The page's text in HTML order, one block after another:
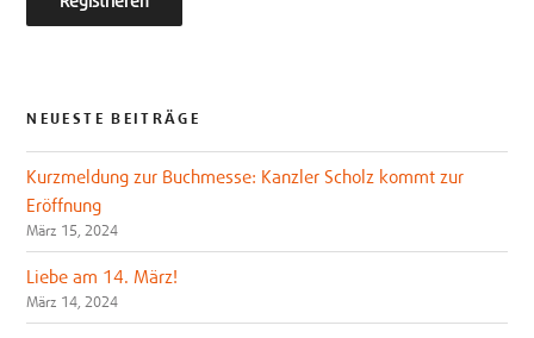
NEUESTE BEITRÄGE
Kurzmeldung zur Buchmesse: Kanzler Scholz kommt zur
Eröffnung
März 15, 2024
Liebe am 14. März!
März 14, 2024